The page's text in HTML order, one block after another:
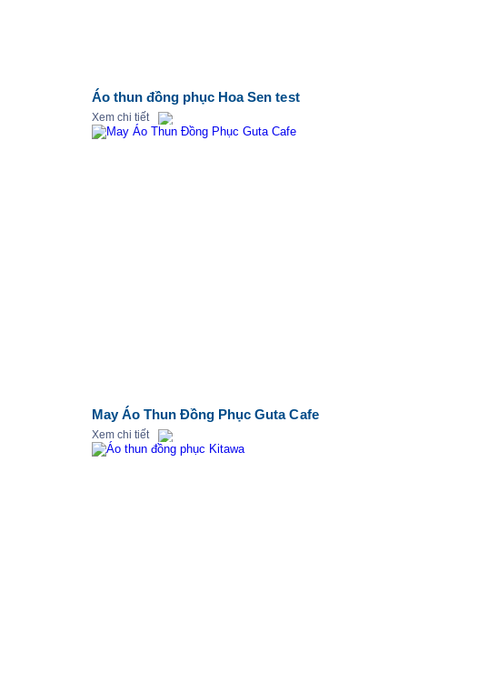
Áo thun đồng phục Hoa Sen test
Xem chi tiết
May Áo Thun Đồng Phục Guta Cafe
Xem chi tiết